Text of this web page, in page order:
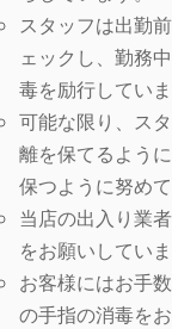
スタッフは出勤
ェックし、勤務
毒を励行していま
可能な限り、ス
離を保てるよう
保つように努めて
当店の出入り業
をお願いしていま
お客様にはお手
の手指の消毒を